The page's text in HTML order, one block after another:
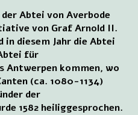
Abtei von Averbode
von Graf Arnold II.
in diesem Jahr die Abtei
für
Antwerpen kommen, wo
(ca. 1080-1134)
der
1582 heiliggesprochen.